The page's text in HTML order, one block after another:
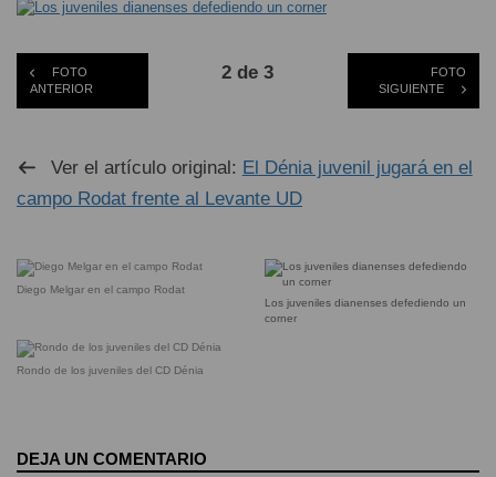
FOTO
ANTERIOR
2 de 3
FOTO
SIGUIENTE
Ver el artículo original: El Dénia juvenil jugará en el
campo Rodat frente al Levante UD
Diego Melgar en el campo Rodat
Los juveniles dianenses defediendo un
corner
Rondo de los juveniles del CD Dénia
DEJA UN COMENTARIO